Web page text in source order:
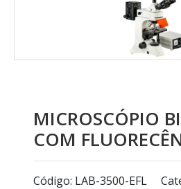
MICROSCÓPIOS
MICROSCÓPIOS
EQUIPAMENTOS
LISTA DE
MICROSCÓPIO
COM
Código: LAB-3500-EFL